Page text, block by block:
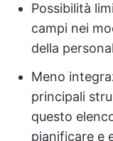
Possibilità
campi nei
della
Meno
principali
questo
pianificare e